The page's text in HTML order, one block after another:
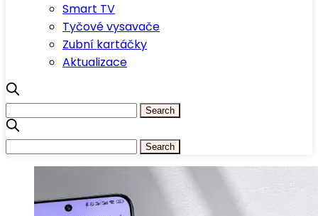
Smart TV
Tyčové vysavače
Zubní kartáčky
Aktualizace